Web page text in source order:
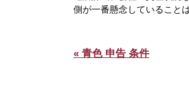
側が一番懸念していること
« 青色 申告 条件